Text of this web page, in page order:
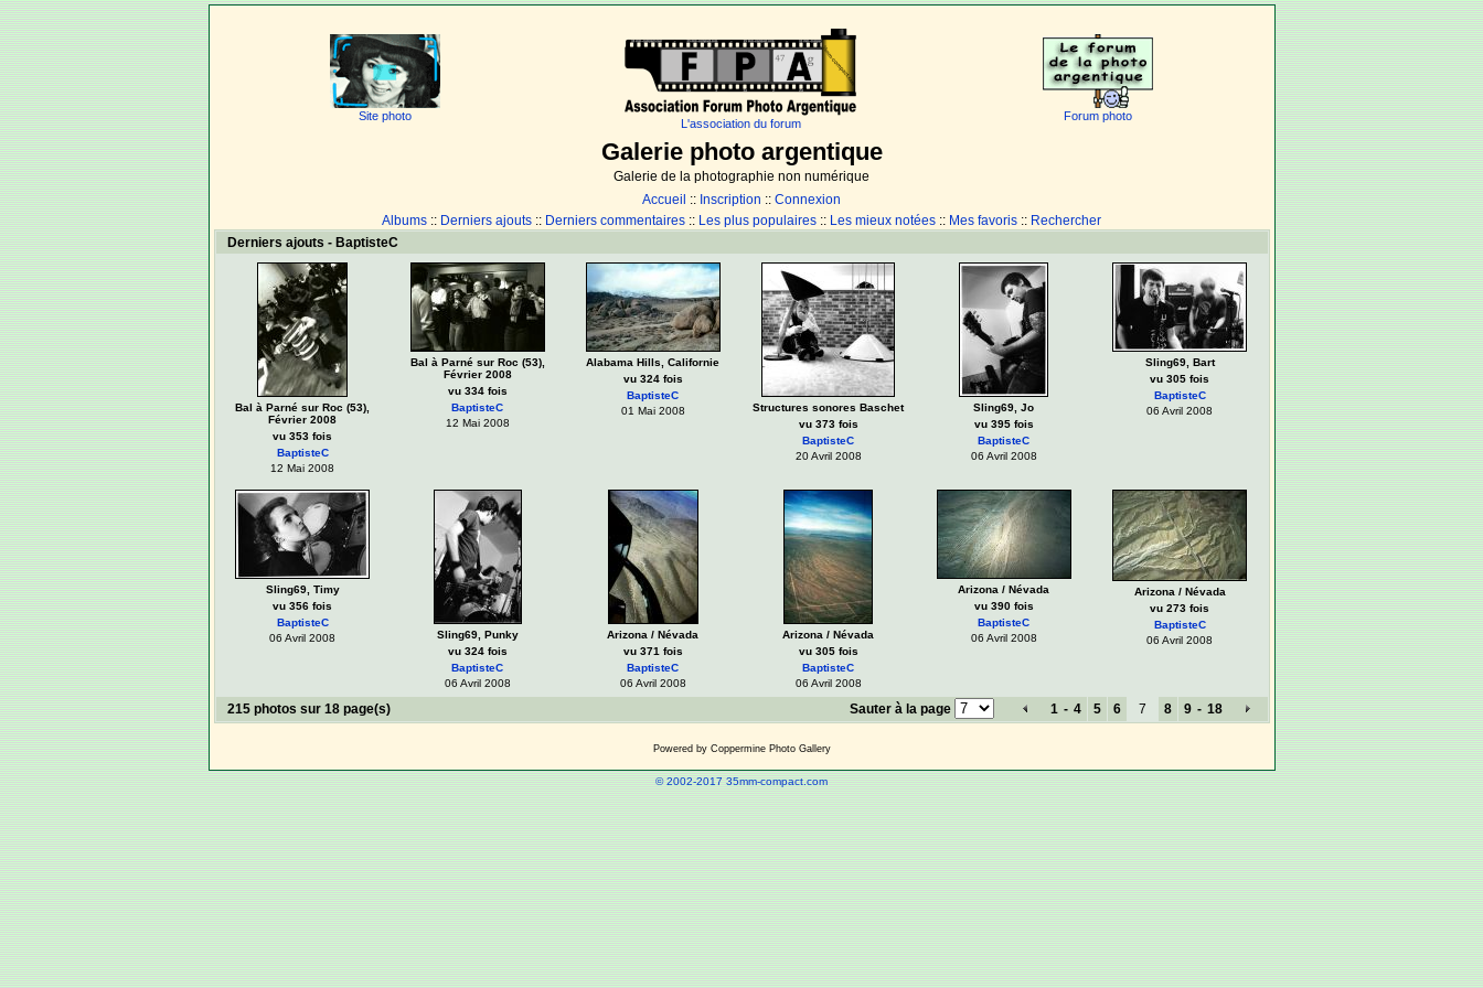
Site photo
L'association du forum
Forum photo
Galerie photo argentique
Galerie de la photographie non numérique
Accueil :: Inscription :: Connexion
Albums :: Derniers ajouts :: Derniers commentaires :: Les plus populaires :: Les mieux notées :: Mes favoris :: Rechercher
Derniers ajouts - BaptisteC
Bal à Parné sur Roc (53),
Février 2008
vu 353 fois
BaptisteC
12 Mai 2008
Bal à Parné sur Roc (53),
Février 2008
vu 334 fois
BaptisteC
12 Mai 2008
Alabama Hills, Californie
vu 324 fois
BaptisteC
01 Mai 2008
Structures sonores Baschet
vu 373 fois
BaptisteC
20 Avril 2008
Sling69, Jo
vu 395 fois
BaptisteC
06 Avril 2008
Sling69, Bart
vu 305 fois
BaptisteC
06 Avril 2008
Sling69, Timy
vu 356 fois
BaptisteC
06 Avril 2008
Sling69, Punky
vu 324 fois
BaptisteC
06 Avril 2008
Arizona / Névada
vu 371 fois
BaptisteC
06 Avril 2008
Arizona / Névada
vu 305 fois
BaptisteC
06 Avril 2008
Arizona / Névada
vu 390 fois
BaptisteC
06 Avril 2008
Arizona / Névada
vu 273 fois
BaptisteC
06 Avril 2008
215 photos sur 18 page(s) Sauter à la page 1 - 4 5 6 7 8 9 - 18
Powered by Coppermine Photo Gallery
© 2002-2017 35mm-compact.com